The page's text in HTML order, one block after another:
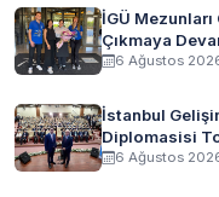
İGÜ
Çıkmaya
6 Ağustos
İstanbul
Diplomasisi
6 Ağustos